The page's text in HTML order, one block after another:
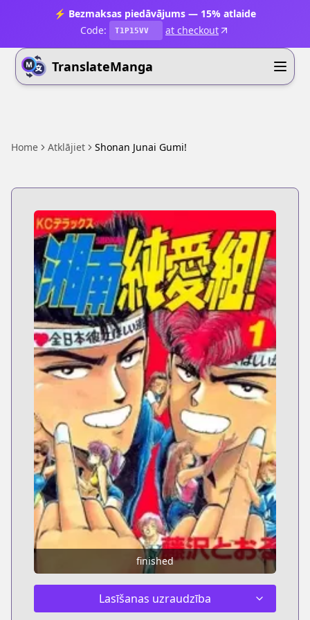
⚡ Bezmaksas piedāvājums — 15% atlaide
Code:
T1P15VV at checkout
TranslateManga
Home Atklājiet Shonan Junai Gumi!
finished
Lasīšanas uzraudzība